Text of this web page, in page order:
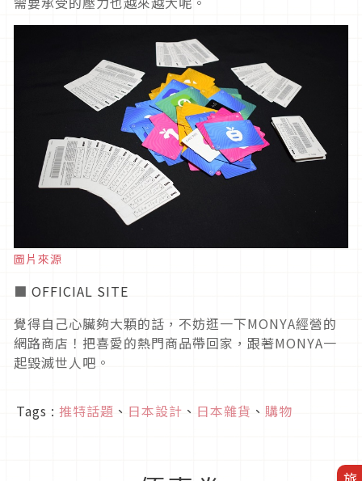
圖片來源
■ OFFICIAL SITE
覺得自己心臟夠大顆的話，不妨逛一下MONYA經營的
網路商店！把喜愛的熱門商品帶回家，跟著MONYA一
起毀滅世人吧。
Tags : 推特話題 、 日本設計 、 日本雜貨 、 購物